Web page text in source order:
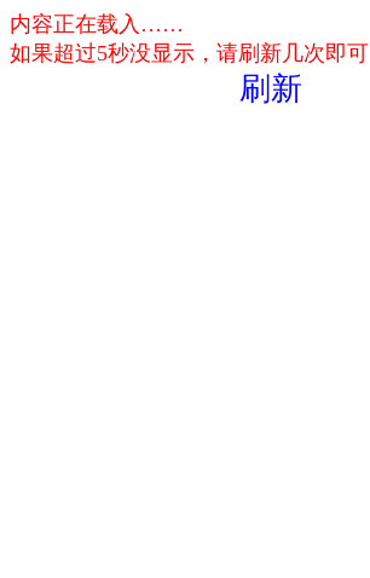
内容正在载入……
如果超过5秒没显示，请刷新几次即可
刷新